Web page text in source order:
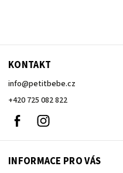
KONTAKT
info@petitbebe.cz
+420 725 082 822
Facebook
INFORMACE PRO VÁS